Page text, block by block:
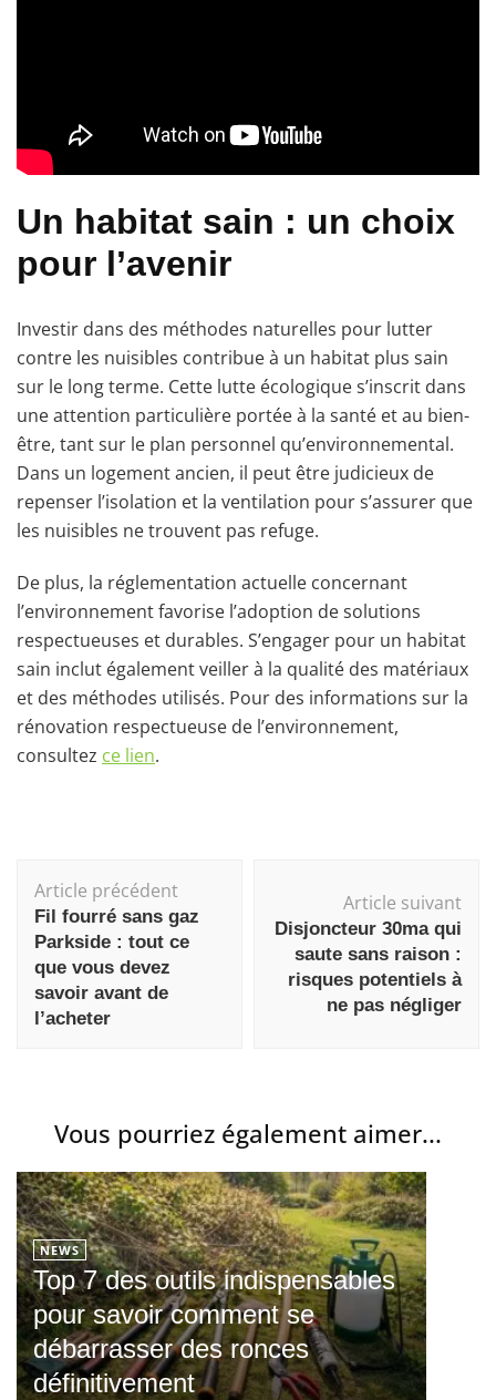
Un habitat sain : un choix
pour l’avenir
Investir dans des méthodes naturelles pour lutter
contre les nuisibles contribue à un habitat plus sain
sur le long terme. Cette lutte écologique s’inscrit dans
une attention particulière portée à la santé et au bien-
être, tant sur le plan personnel qu’environnemental.
Dans un logement ancien, il peut être judicieux de
repenser l’isolation et la ventilation pour s’assurer que
les nuisibles ne trouvent pas refuge.
De plus, la réglementation actuelle concernant
l’environnement favorise l’adoption de solutions
respectueuses et durables. S’engager pour un habitat
sain inclut également veiller à la qualité des matériaux
et des méthodes utilisés. Pour des informations sur la
rénovation respectueuse de l’environnement,
consultez ce lien.
Navigation
d'article
Article précédent
Fil fourré sans gaz
Parkside : tout ce
que vous devez
savoir avant de
l’acheter
Article suivant
Disjoncteur 30ma qui
saute sans raison :
risques potentiels à
ne pas négliger
Vous pourriez également aimer...
NEWS
Top 7 des outils indispensables
pour savoir comment se
débarrasser des ronces
définitivement